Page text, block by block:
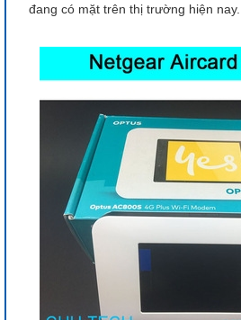
đang có mặt trên thị trường hiện nay.